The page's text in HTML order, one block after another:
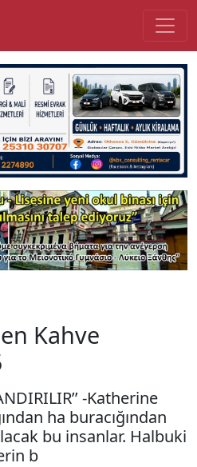
Kahve
-Katherine
ha buracığından
bu insanlar. Halbuki
b